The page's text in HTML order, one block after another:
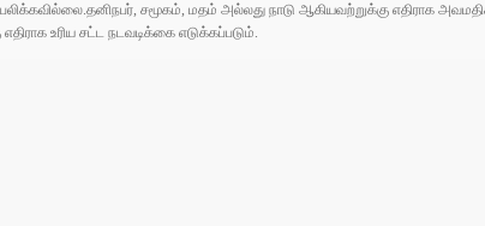
சமூகம், மதம் அல்லது நாடு ஆகியவற்றுக்கு எதிராக
உரிய சட்ட நடவடிக்கை எடுக்கப்படும்.